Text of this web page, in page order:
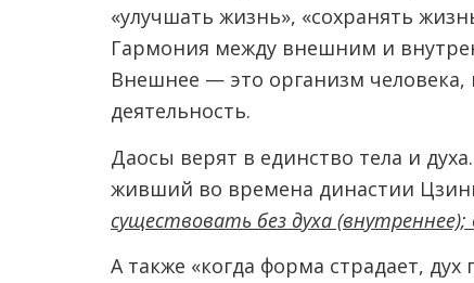
«улучшать жизнь», «сохранять
Гармония между внешним и
Внешнее — это организм человека,
деятельность.
Даосы верят в единство тела и
живший во времена династии
существовать без духа
А также «когда форма страдает,